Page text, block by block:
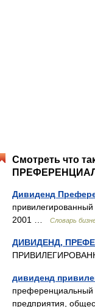
Смотреть что
Дивиденд
2001 …
Словарь
ДИВИДЕНД,
дивиденд
преференциальный
предприятия,